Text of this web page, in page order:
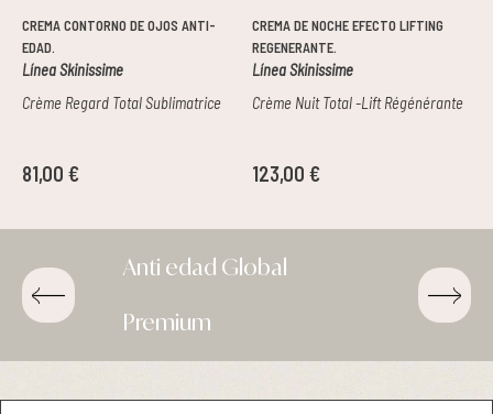
CREMA CONTORNO DE OJOS ANTI-
EDAD.
Línea Skinissime
Crème Regard Total Sublimatrice
81,00 €
CREMA DE NOCHE EFECTO LIFTING
REGENERANTE.
Línea Skinissime
Crème Nuit Total -Lift Régénérante
123,00 €
Anti edad Global
Premium